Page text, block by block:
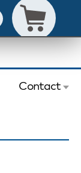
Contact